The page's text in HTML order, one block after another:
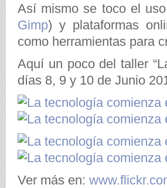
Así mismo se toco el
Gimp) y plataformas
como herramientas para
Aquí un poco del taller
días 8, 9 y 10 de Junio
Ver más en: